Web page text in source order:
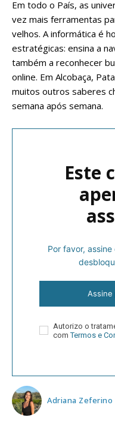
Em todo o País, as
vez mais ferramentas
velhos. A informática é
estratégicas: ensina a
também a reconhecer
online. Em Alcobaça,
muitos outros saberes
semana após semana.
Este
Por favor,
Assine
Autorizo o
comTermos e
Adriana Zeferino